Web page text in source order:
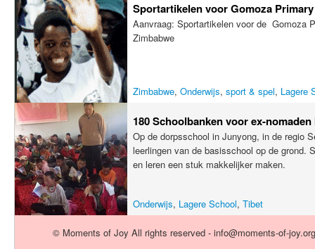
Sportartikelen voor Gomoza
Aanvraag: Sportartikelen voor de Gomoza
Zimbabwe
Zimbabwe, Onderwijs, sport & spel, Lagere
180 Schoolbanken voor ex-
Op de dorpsschool in Junyong, in de regio
leerlingen van de basisschool op de grond.
en leren een stuk makkelijker maken.
Onderwijs, Lagere School, Tibet
© Moments of Joy All rights reserved - info@moments-of-